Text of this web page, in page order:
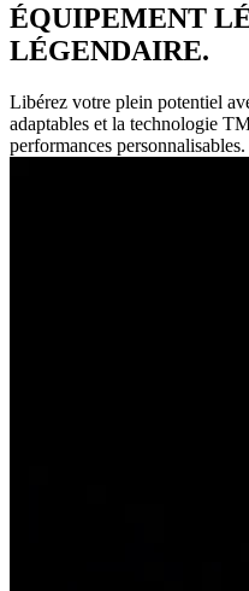
ÉQUIPEMENT
LÉGENDAIRE.
Libérez votre plein potentiel
adaptables et la technologie
performances personnalisables.